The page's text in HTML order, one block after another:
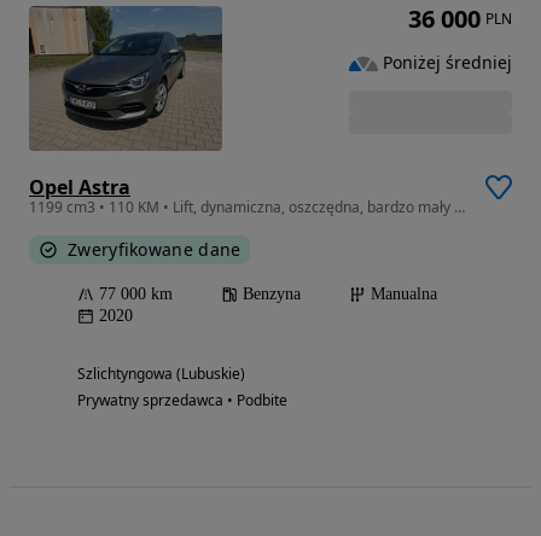
Opel Astra
1199 cm3 • 110 KM • Lift, dynamiczna, oszczędna, bardzo mały przebieg
Zweryfikowane dane
77 000 km Benzyna
Manualna
2020
Szlichtyngowa (Lubuskie)
Prywatny sprzedawca • Podbite
36 000 PLN
Poniżej średniej